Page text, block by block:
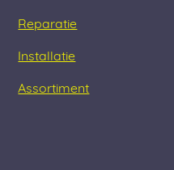
Reparatie
Installatie
Assortiment